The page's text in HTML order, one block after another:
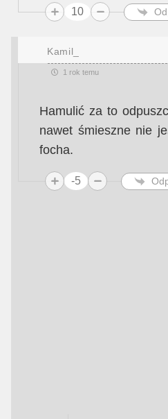
10
Kamil_
1 rok temu
Hamulić za to
nawet śmieszne nie
focha.
-5